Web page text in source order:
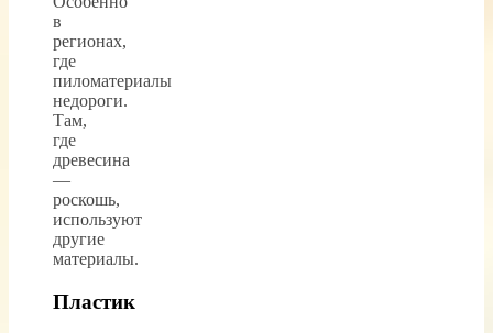
в
регионах,
где
пиломатериалы
недороги.
Там,
где
древесина
—
роскошь,
используют
другие
материалы.
Пластик